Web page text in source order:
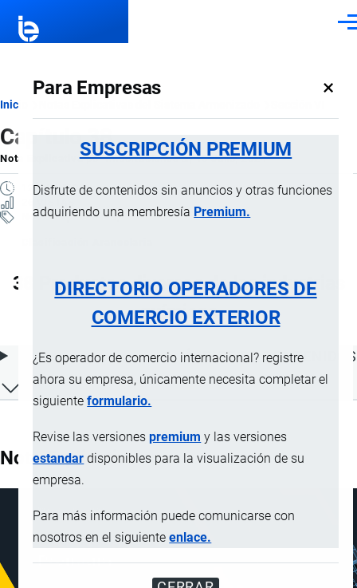
Para Empresas ×
SUSCRIPCIÓN PREMIUM
Disfrute de contenidos sin anuncios y otras funciones
adquiriendo una membresía Premium.
DIRECTORIO OPERADORES DE
COMERCIO EXTERIOR
¿Es operador de comercio internacional? registre
ahora su empresa, únicamente necesita completar el
siguienteformulario.
Revise las versionespremium y las versiones
estandar disponibles para la visualización de su
empresa.
Para más información puede comunicarse con
nosotros en el siguienteenlace.
Ruta
de
navegación
Inicio
Capítulo 38
Nota ExplicativaporImportaciones …, 15 Julio, 2024
12 MINUTOS
Notas Explicativas
38 Productos diversos de las industrias
químicas
ÍNDICE DE CONTENIDOS
Nota Explicativa